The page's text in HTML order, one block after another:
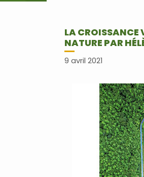
LA CROISSANCE
NATURE PAR
9 avril 2021